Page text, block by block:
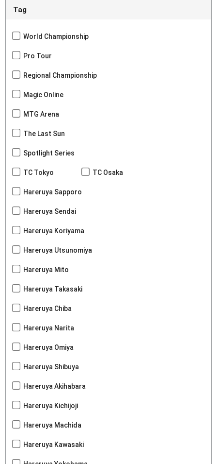
Tag
World Championship
Pro Tour
Regional Championship
Magic Online
MTG Arena
The Last Sun
Spotlight Series
TC Tokyo TC Osaka
Hareruya Sapporo
Hareruya Sendai
Hareruya Koriyama
Hareruya Utsunomiya
Hareruya Mito
Hareruya Takasaki
Hareruya Chiba
Hareruya Narita
Hareruya Omiya
Hareruya Shibuya
Hareruya Akihabara
Hareruya Kichijoji
Hareruya Machida
Hareruya Kawasaki